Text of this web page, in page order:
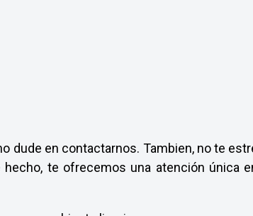
dude en contactarnos. Tambien, no te
te ofrecemos una atención única